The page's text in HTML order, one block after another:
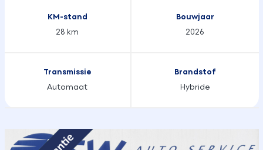
KM-stand
28 km
Bouwjaar
2026
Transmissie
Automaat
Brandstof
Hybride